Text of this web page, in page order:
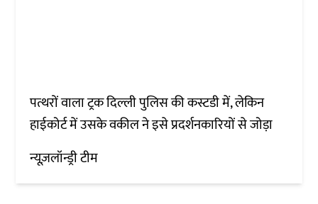
पत्थरों वाला ट्रक दिल्ली पुलिस की कस्टडी में, लेकिन
हाईकोर्ट में उसके वकील ने इसे प्रदर्शनकारियों से जोड़ा
न्यूज़लॉन्ड्री टीम